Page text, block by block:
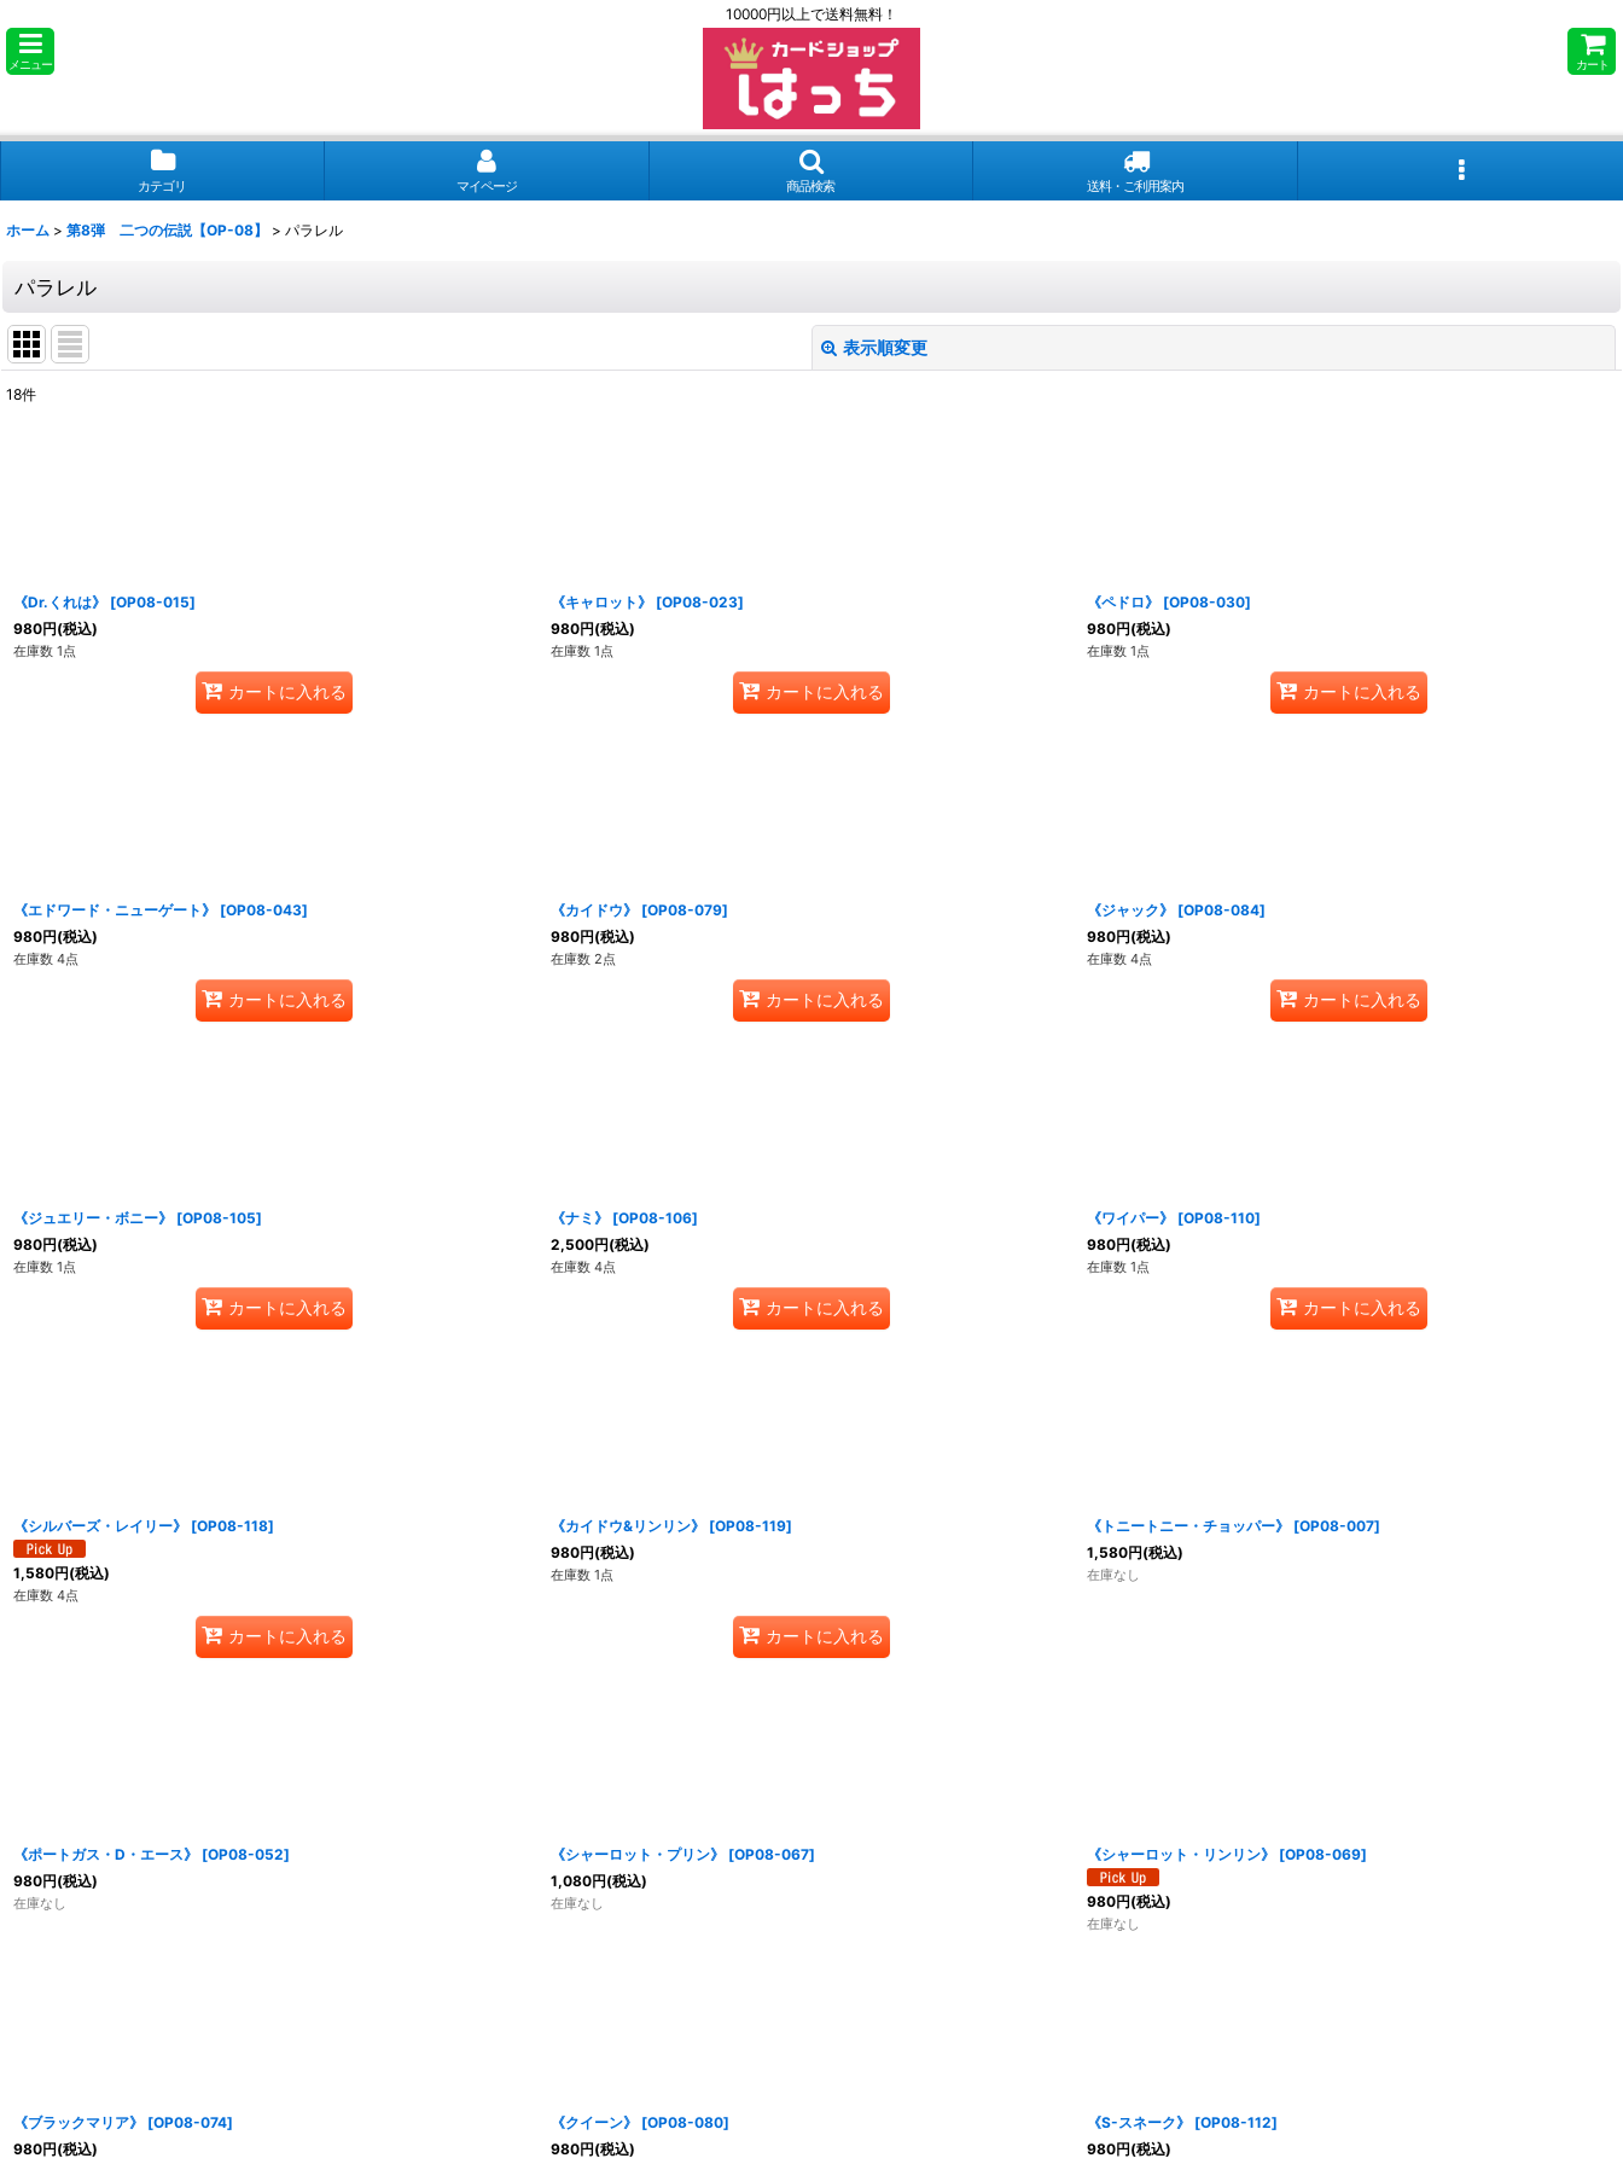
10000円以上で送料無料！
メニュー カート
カテゴリ マイページ 商品検索 送料・ご利用案内
ホーム > 第8弾 二つの伝説【OP-08】 > パラレル
パラレル
表示順変更
18件
《Dr.くれは》 [OP08-015]
980円(税込)
在庫数 1点
カートに入れる
《キャロット》 [OP08-023]
980円(税込)
在庫数 1点
カートに入れる
《ペドロ》 [OP08-030]
980円(税込)
在庫数 1点
カートに入れる
《エドワード・ニューゲート》 [OP08-043]
980円(税込)
在庫数 4点
カートに入れる
《カイドウ》 [OP08-079]
980円(税込)
在庫数 2点
カートに入れる
《ジャック》 [OP08-084]
980円(税込)
在庫数 4点
カートに入れる
《ジュエリー・ボニー》 [OP08-105]
980円(税込)
在庫数 1点
カートに入れる
《ナミ》 [OP08-106]
2,500円(税込)
在庫数 4点
カートに入れる
《ワイパー》 [OP08-110]
980円(税込)
在庫数 1点
カートに入れる
《シルバーズ・レイリー》 [OP08-118]
1,580円(税込)
在庫数 4点
カートに入れる
《カイドウ&リンリン》 [OP08-119]
980円(税込)
在庫数 1点
カートに入れる
《トニートニー・チョッパー》 [OP08-007]
1,580円(税込)
在庫なし
《ポートガス・D・エース》 [OP08-052]
980円(税込)
在庫なし
《シャーロット・プリン》 [OP08-067]
1,080円(税込)
在庫なし
《シャーロット・リンリン》 [OP08-069]
980円(税込)
在庫なし
《ブラックマリア》 [OP08-074]
980円(税込)
《クイーン》 [OP08-080]
980円(税込)
《S-スネーク》 [OP08-112]
980円(税込)